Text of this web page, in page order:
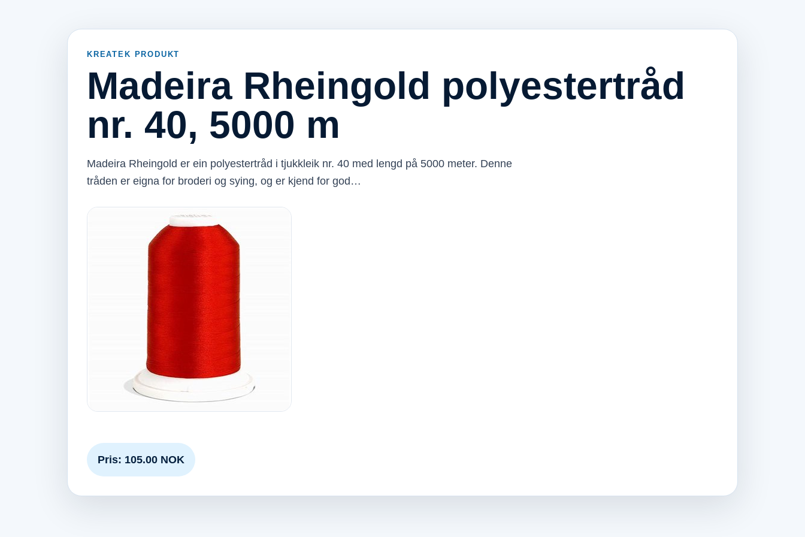
KREATEK PRODUKT
Madeira Rheingold polyestertråd
nr. 40, 5000 m
Madeira Rheingold er ein polyestertråd i tjukkleik nr. 40 med lengd på 5000 meter. Denne
tråden er eigna for broderi og sying, og er kjend for god…
Pris: 105.00 NOK